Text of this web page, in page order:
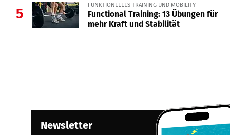
5
FUNKTIONELLES TRAINING UND MOBILITY
Functional Training: 13 Übungen für
mehr Kraft und Stabilität
Newsletter